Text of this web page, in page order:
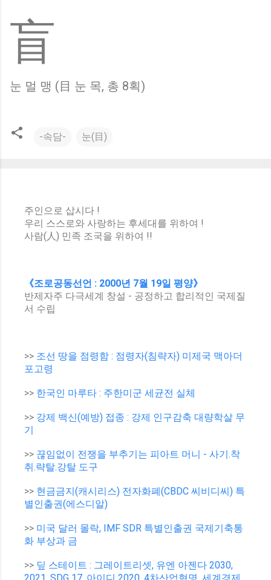
盲
눈 멀 맹 (目 눈 목, 총 8획)
-속담- 눈(目)
주인으로 삽시다 !
우리 스스로와 사랑하는 후세대를 위하여 !
사람(人) 민족 조국을 위하여 !!
《조로공동선언 : 2000년 7월 19일 평양》
반제자주 다극세계 창설 - 공정하고 합리적인 국제질
서 수립
>> 조선 땅을 점령함 : 점령자(침략자) 미제국 맥아더
포고령
>> 한국인 마루타 : 주한미군 세균전 실체
>> 강제 백신(예방) 접종 : 강제 인구감축 대량학살 무
기
>> 끊임없이 전쟁을 부추기는 피아트 머니 - 사기.착
취.략탈.강탈 도구
>> 현금금지(캐시리스) 전자화폐(CBDC 씨비디씨) 특
별인출권(에스디알)
>> 미국 달러 몰락, IMF SDR 특별인출권 국제기축통
화 부상과 금
>> 딮 스테이트 : 그레이트리셋, 유엔 아젠다 2030,